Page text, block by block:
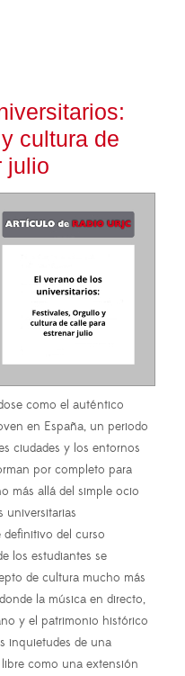
cultura de
julio
como el auténtico
en España, un periodo
ciudades y los entornos
por completo para
más allá del simple ocio
universitarias
definitivo del curso
los estudiantes se
de cultura mucho más
la música en directo,
y el patrimonio histórico
inquietudes de una
como una extensión